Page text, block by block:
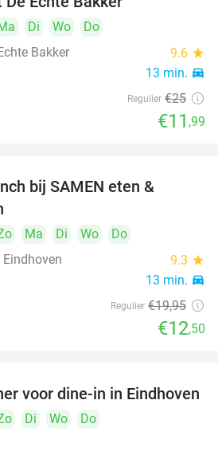
Di Wo
Do
Bakker
9.6 star
13 min. directions_car
Regulier €25
€11 ,99
bij SAMEN eten &
Ma Di Wo
Do
9.3 star
13 min. directions_car
Regulier €19,95
€12,50
26%
voor dine-in in Eindhoven
Di Wo
Do